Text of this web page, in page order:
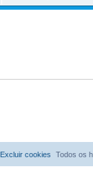
Todos os
Excluir cookies